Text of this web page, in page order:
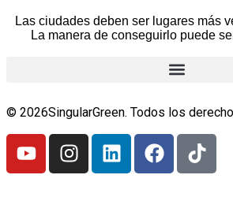
Las ciudades deben ser lugares más
La manera de conseguirlo puede
© 2026SingularGreen. Todos los